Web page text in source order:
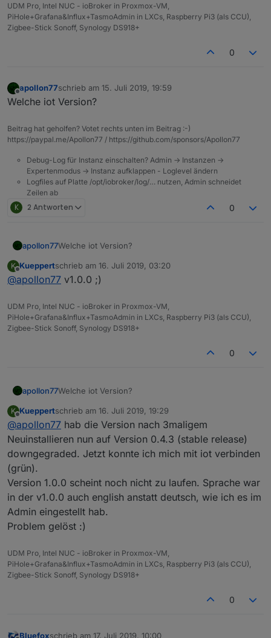
UDM Pro, Intel NUC - ioBroker in Proxmox-VM,
PiHole+Grafana&Influx+TasmoAdmin in LXCs, Raspberry Pi3 (als CCU),
Zigbee-Stick Sonoff, Synology DS918+
0
Offline
apollon77schrieb am 15. Juli 2019, 19:59
zuletzt editiert von
Welche iot Version?
Beitrag hat geholfen? Votet rechts unten im Beitrag :-)
https://paypal.me/Apollon77 / https://github.com/sponsors/Apollon77
Debug-Log für Instanz einschalten? Admin -> Instanzen ->
Expertenmodus -> Instanz aufklappen - Loglevel ändern
Logfiles auf Platte /opt/iobroker/log/… nutzen, Admin schneidet
Zeilen ab
K 2 Antworten 0
apollon77Welche iot Version?
K
Offline
Kueppertschrieb am 16. Juli 2019, 03:20
zuletzt editiert von
@apollon77 v1.0.0 ;)
UDM Pro, Intel NUC - ioBroker in Proxmox-VM,
PiHole+Grafana&Influx+TasmoAdmin in LXCs, Raspberry Pi3 (als CCU),
Zigbee-Stick Sonoff, Synology DS918+
0
apollon77Welche iot Version?
K
Offline
Kueppertschrieb am 16. Juli 2019, 19:29
zuletzt editiert von
@apollon77 hab die Version nach 3maligem
Neuinstallieren nun auf Version 0.4.3 (stable release)
downgegraded. Jetzt konnte ich mich mit iot verbinden
(grün).
Version 1.0.0 scheint noch nicht zu laufen. Sprache war
in der v1.0.0 auch english anstatt deutsch, wie ich es im
Admin eingestellt hab.
Problem gelöst :)
UDM Pro, Intel NUC - ioBroker in Proxmox-VM,
PiHole+Grafana&Influx+TasmoAdmin in LXCs, Raspberry Pi3 (als CCU),
Zigbee-Stick Sonoff, Synology DS918+
0
Bluefoxschrieb am 17. Juli 2019, 10:00